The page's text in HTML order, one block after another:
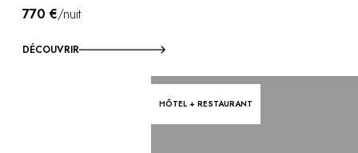
770 €/nuit
DÉCOUVRIR
HÔTEL + RESTAURANT